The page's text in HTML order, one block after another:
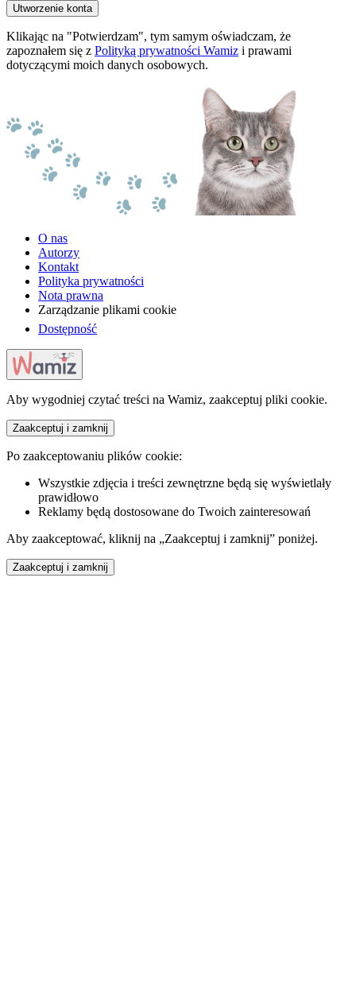
Utworzenie konta
Klikając na "Potwierdzam", tym samym oświadczam, że
zapoznałem się z Polityką prywatności Wamiz i prawami
dotyczącymi moich danych osobowych.
O nas
Autorzy
Kontakt
Polityka prywatności
Nota prawna
Zarządzanie plikami cookie
Dostępność
Aby wygodniej czytać treści na Wamiz, zaakceptuj pliki cookie.
Zaakceptuj i zamknij
Po zaakceptowaniu plików cookie:
Wszystkie zdjęcia i treści zewnętrzne będą się wyświetlały
prawidłowo
Reklamy będą dostosowane do Twoich zainteresowań
Aby zaakceptować, kliknij na „Zaakceptuj i zamknij” poniżej.
Zaakceptuj i zamknij